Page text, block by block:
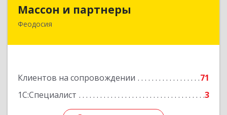
Массон и партнеры
Феодосия
Клиентов на сопровождении
71
1С:Специалист
3
298112, Крым Респ, Феодосия г, Крымская ул,